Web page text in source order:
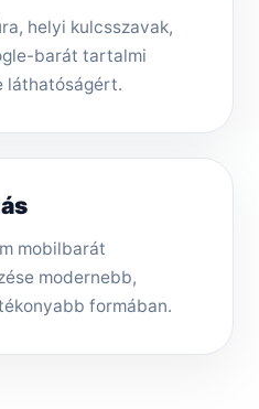
helyi kulcsszavak,
barát tartalmi
láthatóságért.
mobilbarát
modernebb,
formában.